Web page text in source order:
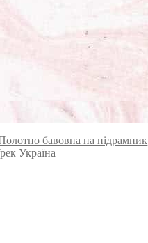
бавовна на
Україна